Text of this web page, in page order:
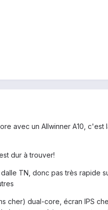
avec un Allwinner A10,
dur à trouver!
TN, donc pas très rapide
cher) dual-core, écran IPS